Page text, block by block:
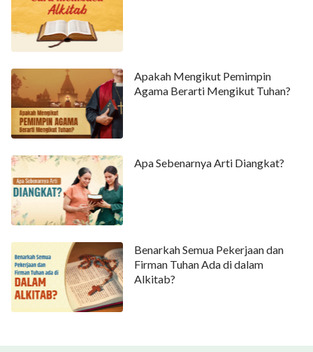
Apakah Mengikut Pemimpin
Agama Berarti Mengikut Tuhan?
Apa Sebenarnya Arti Diangkat?
Benarkah Semua Pekerjaan dan
Firman Tuhan Ada di dalam
Alkitab?